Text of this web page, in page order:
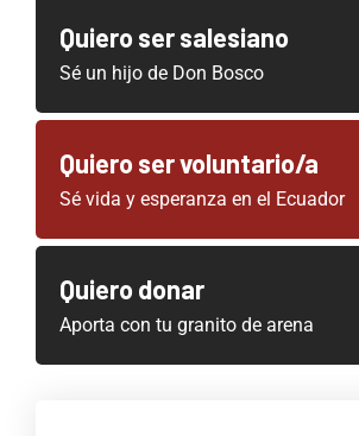
Quiero ser salesiano
Sé un hijo de Don Bosco
Quiero ser voluntario/a
Sé vida y esperanza en el Ecuador
Quiero donar
Aporta con tu granito de arena